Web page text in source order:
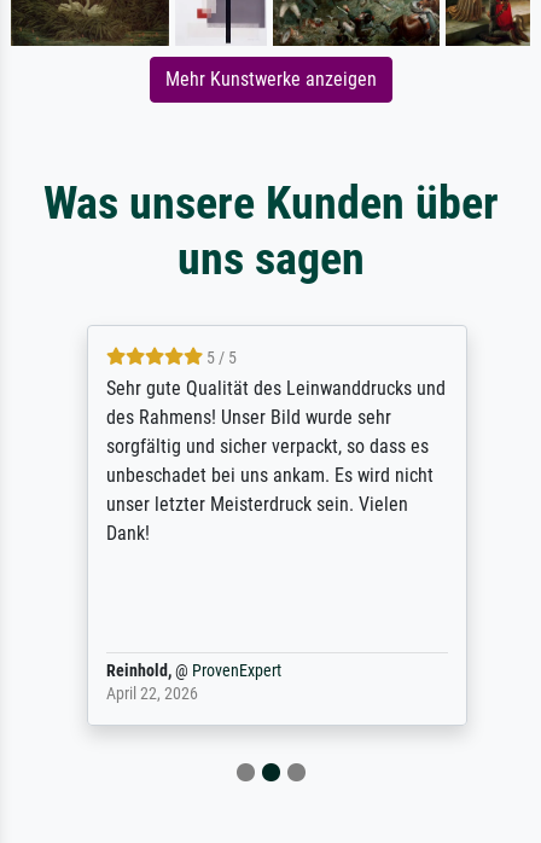
Mehr Kunstwerke anzeigen
Was unsere Kunden über
uns sagen
5 / 5
Sehr gute Qualität des Leinwanddrucks und
des Rahmens! Unser Bild wurde sehr
sorgfältig und sicher verpackt, so dass es
unbeschadet bei uns ankam. Es wird nicht
unser letzter Meisterdruck sein. Vielen
Dank!
Reinhold,@ProvenExpert
April 22, 2026